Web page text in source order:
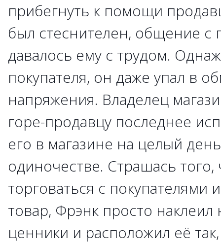
прибегнуть к помощи
был стеснителен, общение с
давалось ему с трудом.
покупателя, он даже упал в
напряжения. Владелец
горе-продавцу последнее
его в магазине на целый
одиночестве. Страшась того,
торговаться с покупателями
товар, Фрэнк просто
ценники и расположил её